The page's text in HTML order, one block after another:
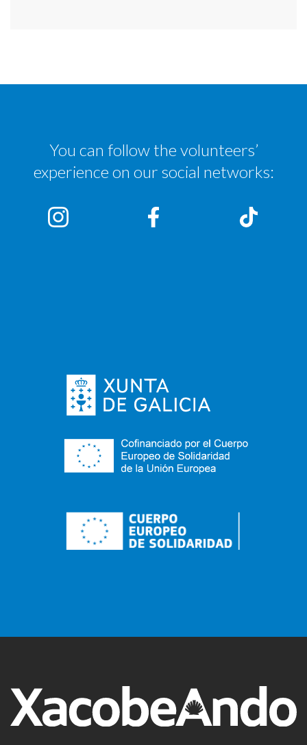
You can follow the volunteers’
experience on our social networks: